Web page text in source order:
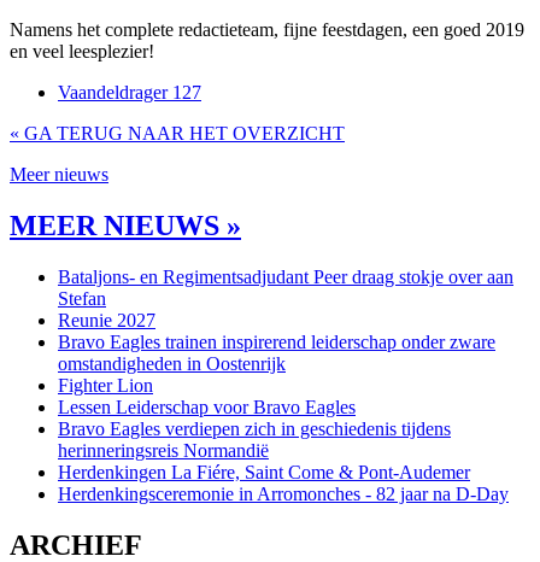
Namens het complete redactieteam, fijne feestdagen, een goed 2019
en veel leesplezier!
Vaandeldrager 127
« GA TERUG NAAR HET OVERZICHT
Meer nieuws
MEER NIEUWS »
Bataljons- en Regimentsadjudant Peer draag stokje over aan
Stefan
Reunie 2027
Bravo Eagles trainen inspirerend leiderschap onder zware
omstandigheden in Oostenrijk
Fighter Lion
Lessen Leiderschap voor Bravo Eagles
Bravo Eagles verdiepen zich in geschiedenis tijdens
herinneringsreis Normandië
Herdenkingen La Fiére, Saint Come & Pont-Audemer
Herdenkingsceremonie in Arromonches - 82 jaar na D-Day
ARCHIEF